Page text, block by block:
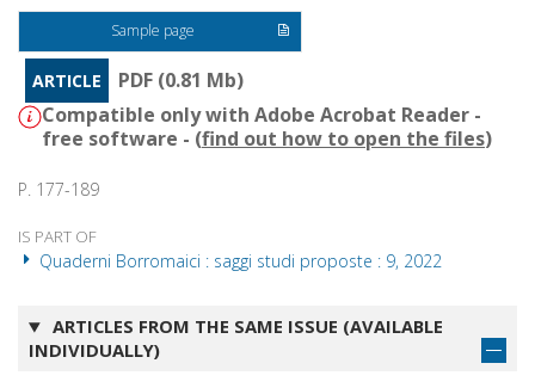
Sample page
ARTICLE
PDF (0.81 Mb)
Compatible only with Adobe Acrobat Reader -
free software - (find out how to open the files)
P. 177-189
IS PART OF
Quaderni Borromaici : saggi studi proposte : 9, 2022
ARTICLES FROM THE SAME ISSUE (AVAILABLE
INDIVIDUALLY)